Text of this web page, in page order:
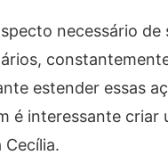
necessário
estender essas
é interessante criar
Cecília.